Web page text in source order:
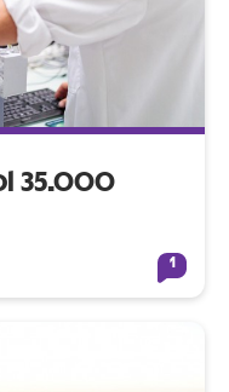
35.000
1